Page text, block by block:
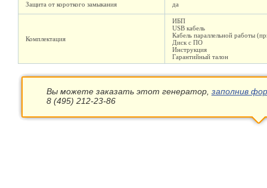
Защита от короткого замыкания да
Комплектация
ИБП
USB кабель
Кабель параллельной работы
Диск с ПО
Инструкция
Гарантийный талон
Вы можете заказать этот генератор, заполнив
8 (495) 212-23-86